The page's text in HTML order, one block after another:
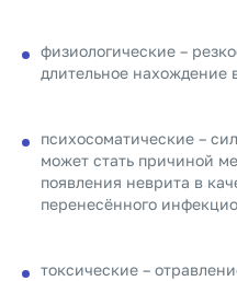
физиологические –
длительное нахождение
психосоматические –
может стать причиной
появления неврита в
перенесённого
токсические –